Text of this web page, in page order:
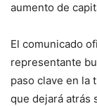
aumento de
El comunicado
representante
paso clave en la
que dejará atrás